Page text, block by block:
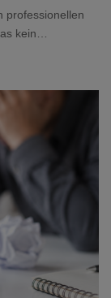
professionellen
kein